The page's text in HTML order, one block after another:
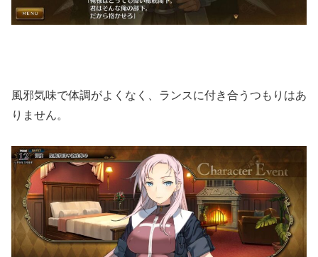
風邪気味で体調がよくなく、ランスに付き合うつもりはあ
りません。